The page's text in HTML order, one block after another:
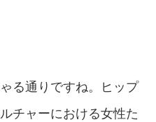
る通りですね。ヒップ
チャーにおける女性た